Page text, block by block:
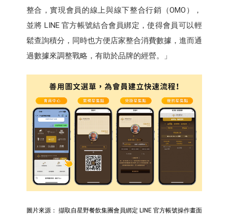
整合，實現會員的線上與線下整合行銷（OMO），
並將 LINE 官方帳號結合會員綁定，使得會員可以輕
鬆查詢積分，同時也方便店家整合消費數據，進而通
過數據來調整戰略，有助於品牌的經營。」
圖片來源： 擷取自星野餐飲集團會員綁定 LINE 官方帳號操作畫面